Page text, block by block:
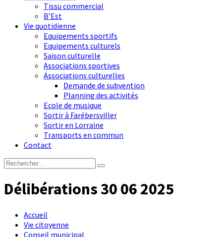
Tissu commercial
B’Est
Vie quotidienne
Equipements sportifs
Equipements culturels
Saison culturelle
Associations sportives
Associations culturelles
Demande de subvention
Planning des activités
Ecole de musique
Sortir à Farébersviller
Sortir en Lorraine
Transports en commun
Contact
Délibérations 30 06 2025
Accueil
Vie citoyenne
Conseil municipal